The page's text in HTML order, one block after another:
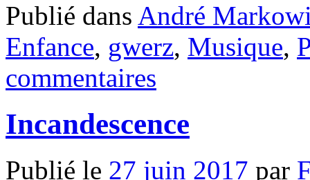
Publié dans André
Enfance, gwerz, Musique,
commentaires
Incandescence
Publié le 27 juin 2017 par